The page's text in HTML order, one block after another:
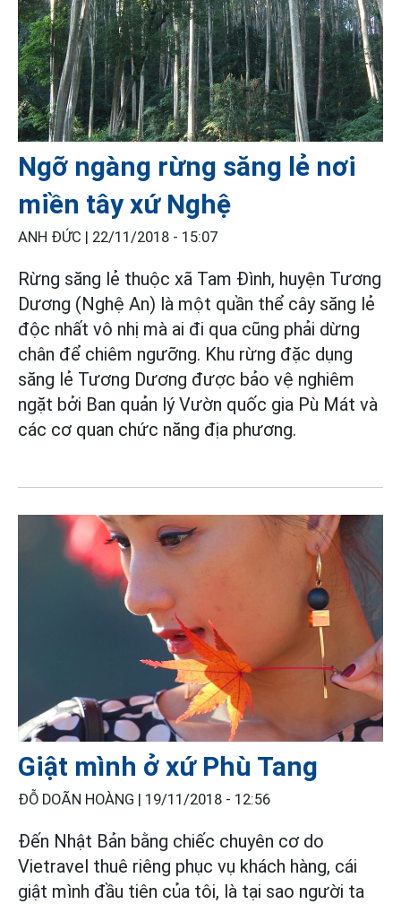
Ngỡ ngàng rừng săng lẻ nơi
miền tây xứ Nghệ
ANH ĐỨC | 22/11/2018 - 15:07
Rừng săng lẻ thuộc xã Tam Đình, huyện Tương
Dương (Nghệ An) là một quần thể cây săng lẻ
độc nhất vô nhị mà ai đi qua cũng phải dừng
chân để chiêm ngưỡng. Khu rừng đặc dụng
săng lẻ Tương Dương được bảo vệ nghiêm
ngặt bởi Ban quản lý Vườn quốc gia Pù Mát và
các cơ quan chức năng địa phương.
Giật mình ở xứ Phù Tang
ĐỖ DOÃN HOÀNG | 19/11/2018 - 12:56
Đến Nhật Bản bằng chiếc chuyên cơ do
Vietravel thuê riêng phục vụ khách hàng, cái
giật mình đầu tiên của tôi, là tại sao người ta